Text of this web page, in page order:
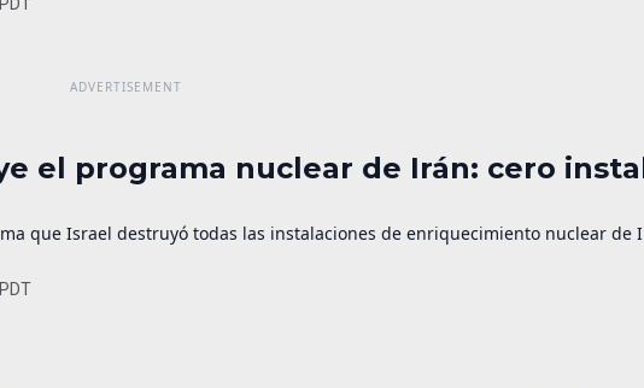
el programa nuclear de Irán: cero
que Israel destruyó todas las instalaciones de enriquecimiento nuclear de